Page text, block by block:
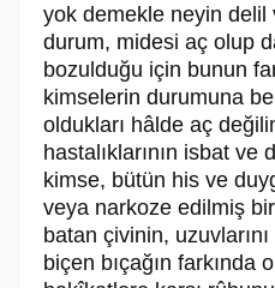
yok demekle neyin delil
durum, midesi aç olup
bozulduğu için bunun
kimselerin durumuna
oldukları hâlde aç
hastalıklarının isbat ve
kimse, bütün his ve
veya narkoze edilmiş
batan çivinin,
biçen bıçağın farkında